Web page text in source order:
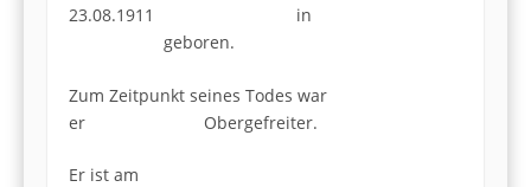
23.08.1911 in
geboren.
Zum Zeitpunkt seines Todes war
er Obergefreiter.
Er ist am